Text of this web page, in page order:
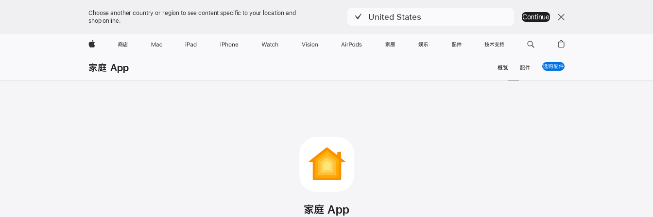
Choose another country or region to see content specific to your location and
shop online.
United States Continue
Apple 商店 Mac iPad iPhone Watch Vision AirPods 家居 娱乐 配件 技术支持
家庭 App 概览 配件 选购配件家庭 App
家庭 App